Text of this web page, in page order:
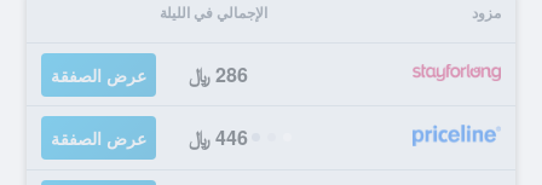
مزود الإجمالي في الليلة
286 ﷼ عرض الصفقة
446 ﷼ عرض الصفقة